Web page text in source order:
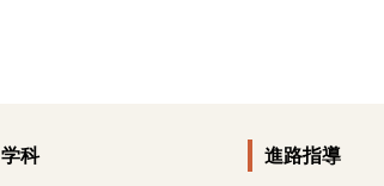
学科 進路指導